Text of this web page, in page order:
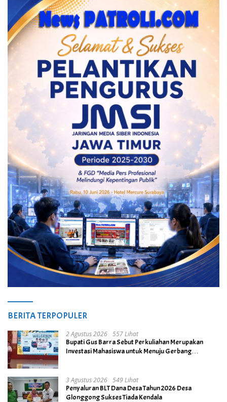
BERITA TERPOPULER
2 Agustus 2026 557 Lihat
Bupati Gus Barra Sebut Perkuliahan Merupakan
Investasi Mahasiswa untuk Menuju Gerbang
3 Agustus 2026 549 Lihat
Penyaluran BLT Dana Desa Tahun 2026 Desa
Glonggong Sukses Tiada Kendala